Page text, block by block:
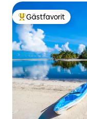
Populär gästfavorit
Gästfavorit